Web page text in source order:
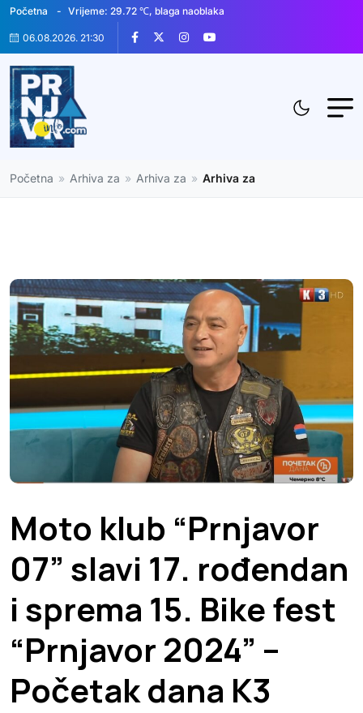
Početna Vrijeme: 29.72 ℃, blaga naoblaka
06.08.2026. 21:30
Početna » Arhiva za » Arhiva za » Arhiva za
Moto klub “Prnjavor
07” slavi 17. rođendan
i sprema 15. Bike fest
“Prnjavor 2024” –
Početak dana K3